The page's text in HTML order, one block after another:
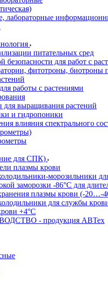
лабораторные
питательных сред
безопасности для работ с
фитотроны, биотроны
работы с растениями
выращивания растений
и гидропоники
влияния спектрального
для СПК)
плазмы крови
морозильники
заморозки -86°С для
плазмы крови (-20…-
для службы
+4°С
- продукция АВТех